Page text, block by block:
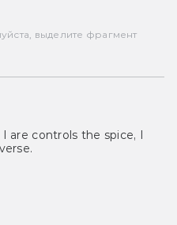
выделите фрагмент
are controls the spice, I